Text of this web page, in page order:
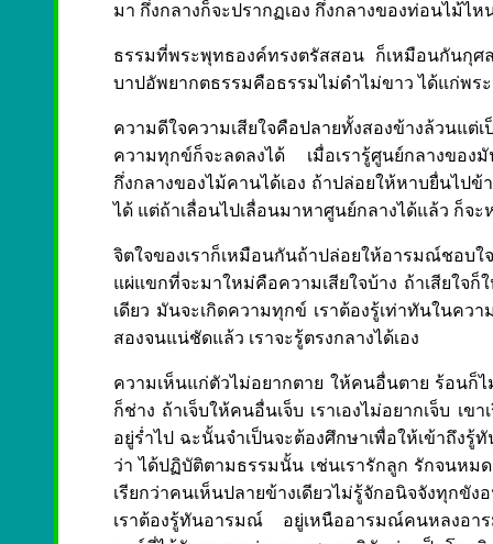
มา กึ่งกลางก็จะปรากฏเอง กึ่งกลางของท่อนไม้
ธรรมที่พระพุทธองค์ทรงตรัสสอน ก็เหมือนกันกุ
บาปอัพยากตธรรมคือธรรมไม่ดำไม่ขาว ได้แก่พร
ความดีใจความเสียใจคือปลายทั้งสองข้างล้วน
ความทุกข์ก็จะลดลงได้ เมื่อเรารู้ศูนย์กลางขอ
กึ่งกลางของไม้คานได้เอง ถ้าปล่อยให้หาบยื่นไป
ได้ แต่ถ้าเลื่อนไปเลื่อนมาหาศูนย์กลางได้แล้ว ก็จะ
จิตใจของเราก็เหมือนกันถ้าปล่อยให้อารมณ์ชอบ
แผ่แขกที่จะมาใหม่คือความเสียใจบ้าง ถ้าเสียใจ
เดียว มันจะเกิดความทุกข์ เราต้องรู้เท่าทันในคว
สองจนแน่ชัดแล้ว เราจะรู้ตรงกลางได้เอง
ความเห็นแก่ตัวไม่อยากตาย ให้คนอื่นตาย ร้อนก็
ก็ช่าง ถ้าเจ็บให้คนอื่นเจ็บ เราเองไม่อยากเจ็บ เ
อยู่ร่ำไป ฉะนั้นจำเป็นจะต้องศึกษาเพื่อให้เข้าถึง
ว่า ได้ปฏิบัติตามธรรมนั้น เช่นเรารักลูก รักจนห
เรียกว่าคนเห็นปลายข้างเดียวไม่รู้จักอนิจจังทุกขัง
เราต้องรู้ทันอารมณ์ อยู่เหนืออารมณ์คนหลงอ